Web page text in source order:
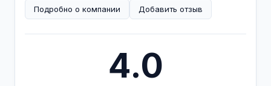
Подробно о компании Добавить отзыв
4.0